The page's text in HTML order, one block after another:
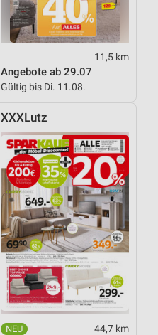
11,5 km
Angebote ab 29.07
Gültig bis Di. 11.08.
XXXLutz
44,7 km